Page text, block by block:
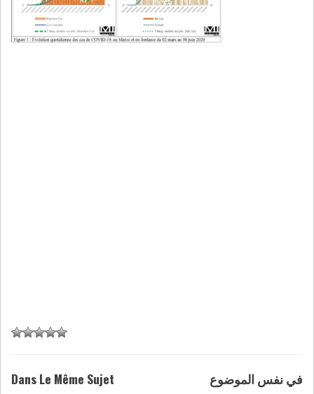
Dans Le Même Sujet في نفس الموضوع